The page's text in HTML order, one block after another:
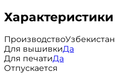
Характеристики
ПроизводствоУзбекистан
Для вышивкиДа
Для печатиДа
Отпускается